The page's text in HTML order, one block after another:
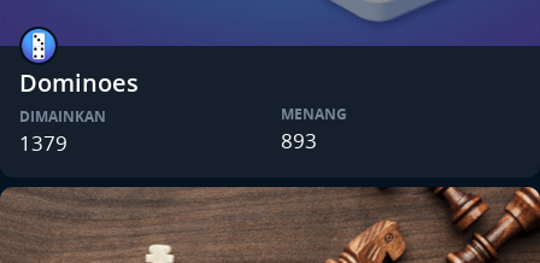
Dominoes
DIMAINKAN
1379
MENANG
893